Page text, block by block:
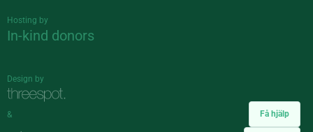
Få hjälp
Hosting by
In-kind donors
Design by
&